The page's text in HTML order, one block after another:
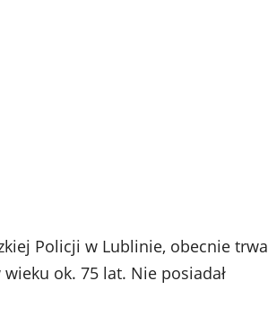
Policji w Lublinie, obecnie trwa
ok. 75 lat. Nie posiadał